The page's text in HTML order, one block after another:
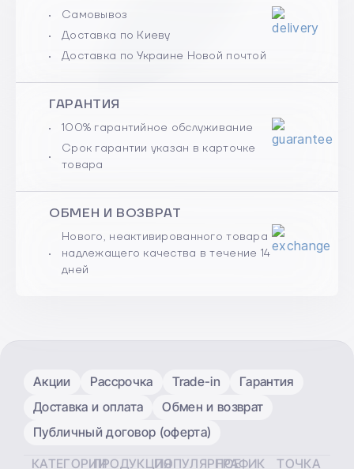
Самовывоз
Доставка по Киеву
Доставка по Украине Новой почтой
ГАРАНТИЯ
100% гарантийное обслуживание
Срок гарантии указан в карточке
товара
ОБМЕН И ВОЗВРАТ
Нового, неактивированного товара
надлежащего качества в течение 14
дней
Акции Рассрочка Trade-in
Гарантия
Доставка и оплата
Обмен и возврат
Публичный договор (оферта)
КАТЕГОРИИПРОДУКЦИЯПОПУЛЯРНОЕГРАФИК
ТОЧКА